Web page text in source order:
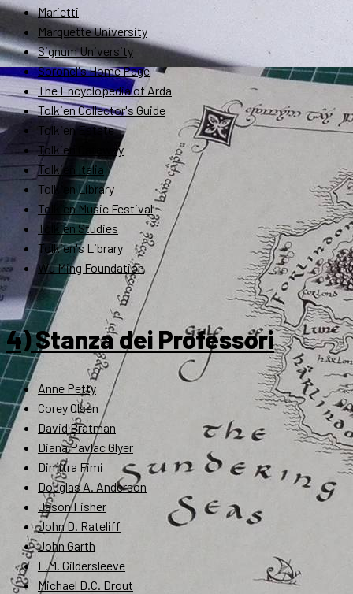
Marietti
Marquette University
Signum University
Soronel's Home Page
The Encyclopedia of Arda
Tolkien Collector's Guide
Tolkien Estate
Tolkien Gateway
Tolkien Italia
Tolkien Library
Tolkien Music Festival
Tolkien Studies
Tolkien's Library
Wu Ming Foundation
4) Stanza dei Professori
Anne Petty
Corey Olsen
David Bratman
Diana Pavlac Glyer
Dimitra Fimi
Douglas A. Anderson
Jason Fisher
John D. Rateliff
John Garth
L.M. Gildersleeve
Michael D.C. Drout